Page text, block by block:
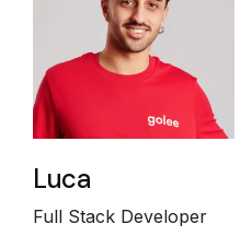
Luca
Full Stack Developer